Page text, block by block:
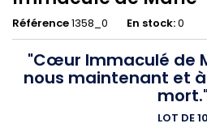
Référence1358_0 En stock:0
"Cœur Immaculé de
nous maintenant et
LOT DE 10